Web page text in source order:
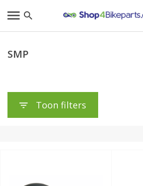
SMP
Toon filters